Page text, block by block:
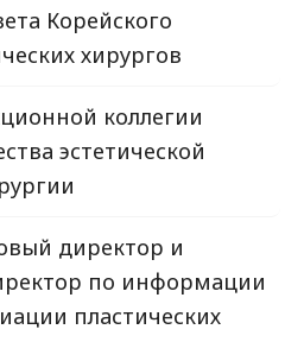
Корейского
хирургов
коллегии
эстетической
директор и
по информации
пластических